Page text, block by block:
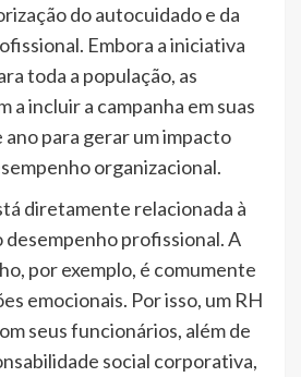
do autocuidado e da
Embora a iniciativa
toda a população, as
a incluir a campanha em suas
para gerar um impacto
organizacional.
diretamente relacionada à
profissional. A
por exemplo, é comumente
emocionais. Por isso, um RH
seus funcionários, além de
social corporativa,